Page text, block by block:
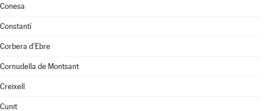
Conesa
Constantí
Corbera d'Ebre
Cornudella de Montsant
Creixell
Cunit